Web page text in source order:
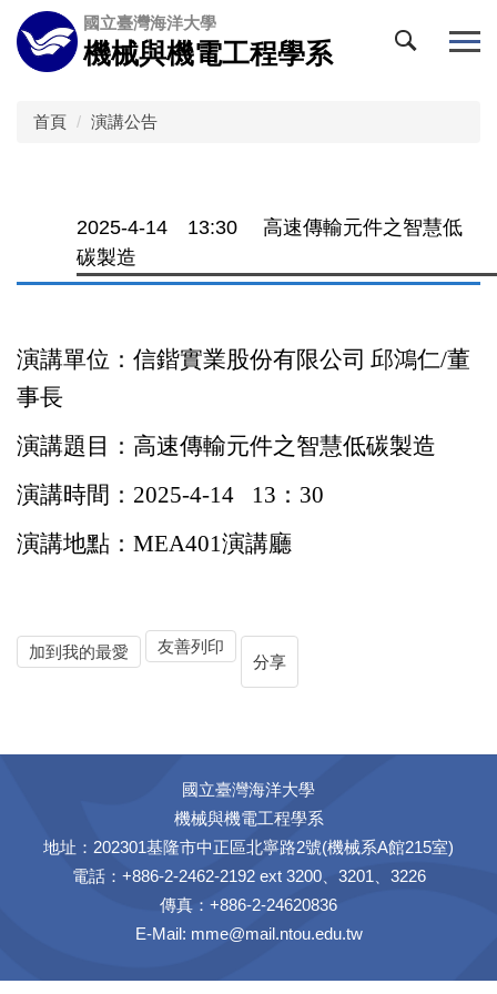
跳
到
主
國立臺灣海洋大學
機械與機電工程學系
首頁 演講公告
2025-4-14 13:30 高速傳輸元件之智慧低
碳製造
演講單位：信鍇實業股份有限公司 邱鴻仁/董
事長
演講題目：高速傳輸元件之智慧低碳製造
演講時間： 2025-4-14 13 ： 30
演講地點： MEA401演講廳
加到我的最愛
友善列印
分享
國立臺灣海洋大學
機械與機電工程學系
地址：202301基隆市中正區北寧路2號(機械系A館215室)
電話：+886-2-2462-2192 ext 3200、3201、3226
傳真：+886-2-24620836
E-Mail: mme@mail.ntou.edu.tw